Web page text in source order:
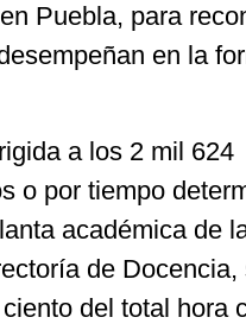
Puebla, para
en la
a los 2 mil 624
o por tiempo
académica de
de Docencia,
del total hora